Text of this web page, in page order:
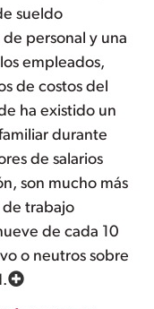
sueldo
personal y una
empleados,
de costos del
ha existido un
durante
de salarios
son mucho más
de trabajo
de cada 10
o neutros sobre